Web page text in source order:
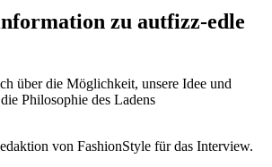
zu autfizz-edle
über die Möglichkeit, unsere Idee und
Philosophie des Ladens
von FashionStyle für das Interview.